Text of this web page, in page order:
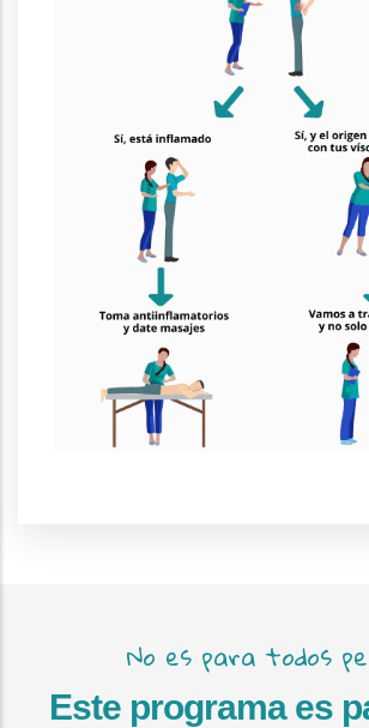
No es para todos
Este programa es